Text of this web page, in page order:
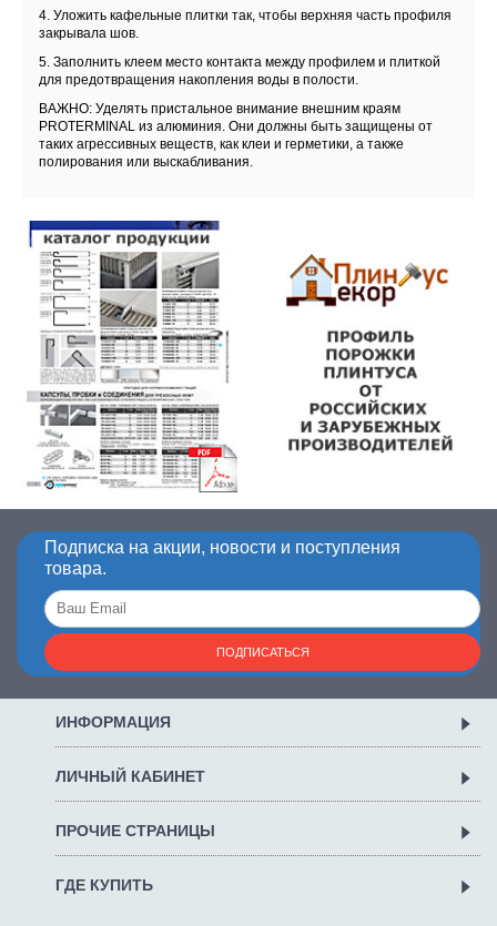
4. Уложить кафельные плитки так, чтобы верхняя часть профиля
закрывала шов.
5. Заполнить клеем место контакта между профилем и плиткой
для предотвращения накопления воды в полости.
ВАЖНО: Уделять пристальное внимание внешним краям
PROTERMINAL из алюминия. Они должны быть защищены от
таких агрессивных веществ, как клеи и герметики, а также
полирования или выскабливания.
Подписка на акции, новости и поступления
товара.
ПОДПИСАТЬСЯ
ИНФОРМАЦИЯ
ЛИЧНЫЙ КАБИНЕТ
ПРОЧИЕ СТРАНИЦЫ
ГДЕ КУПИТЬ